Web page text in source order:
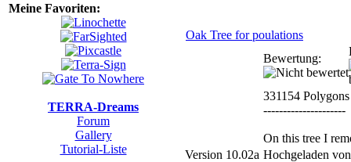
Meine Favoriten:
TERRA-Dreams
Forum
Gallery
Tutorial-Liste
Oak Tree for poulations
Bewertung:
331154 Polygons
---------------------
On this tree I
Version 10.02a Hochgeladen